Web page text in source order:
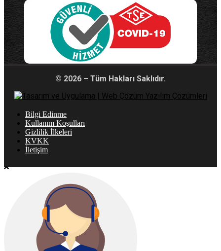
© 2026 – Tüm Hakları Saklıdır.
Bilgi Edinme
Kullanım Koşulları
Gizlilik İlkeleri
KVKK
İletişim